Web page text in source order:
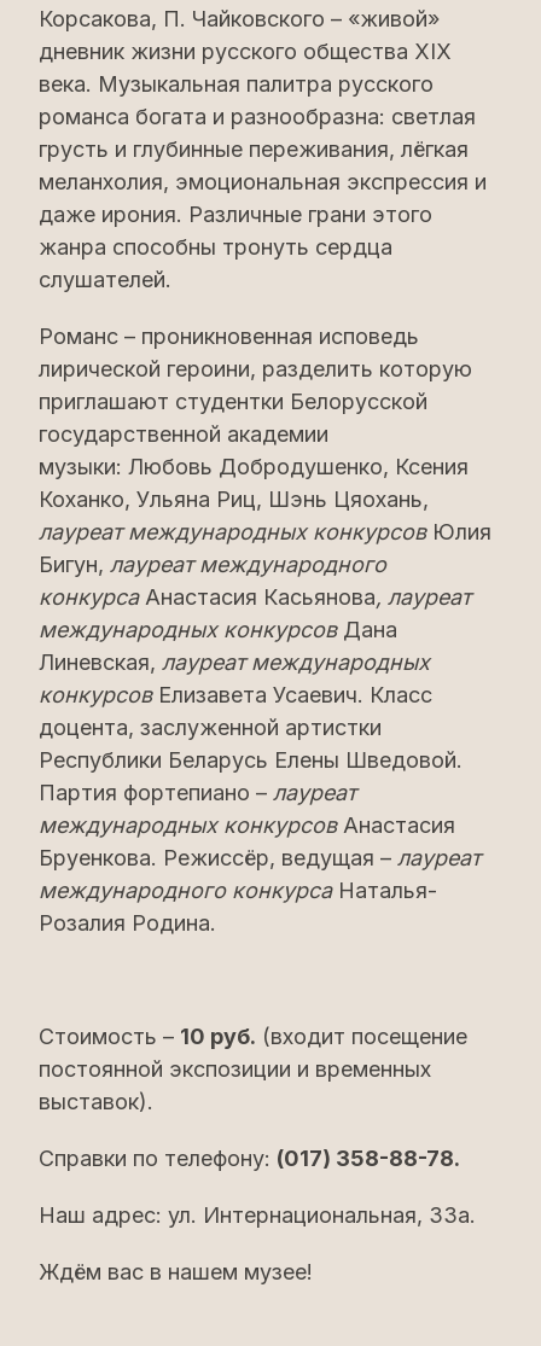
Корсакова, П. Чайковского – «живой»
дневник жизни русского общества XIX
века. Музыкальная палитра русского
романса богата и разнообразна: светлая
грусть и глубинные переживания, лëгкая
меланхолия, эмоциональная экспрессия и
даже ирония. Различные грани этого
жанра способны тронуть сердца
слушателей.
Романс – проникновенная исповедь
лирической героини, разделить которую
приглашают студентки Белорусской
государственной академии
музыки: Любовь Добродушенко, Ксения
Коханко, Ульяна Риц, Шэнь Цяохань,
лауреат международных конкурсов Юлия
Бигун, лауреат международного
конкурса Анастасия Касьянова, лауреат
международных конкурсов Дана
Линевская, лауреат международных
конкурсов Елизавета Усаевич. Класс
доцента, заслуженной артистки
Республики Беларусь Елены Шведовой.
Партия фортепиано – лауреат
международных конкурсов Анастасия
Бруенкова. Режиссëр, ведущая – лауреат
международного конкурсаНаталья-
Розалия Родина.
Стоимость – 10 руб. (входит посещение
постоянной экспозиции и временных
выставок).
Справки по телефону: (017) 358-88-78.
Наш адрес: ул. Интернациональная, 33а.
Ждём вас в нашем музее!